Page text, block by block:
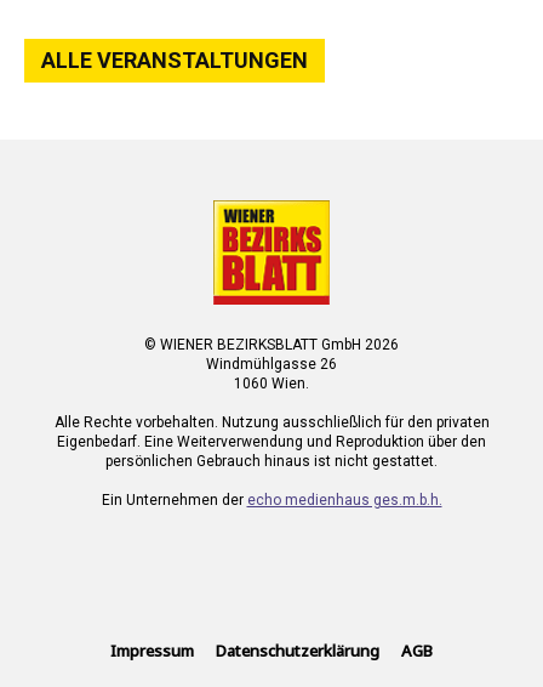
ALLE VERANSTALTUNGEN
© WIENER BEZIRKSBLATT GmbH 2026
Windmühlgasse 26
1060 Wien.
Alle Rechte vorbehalten. Nutzung ausschließlich für den privaten
Eigenbedarf. Eine Weiterverwendung und Reproduktion über den
persönlichen Gebrauch hinaus ist nicht gestattet.
Ein Unternehmen der echo medienhaus ges.m.b.h.
Impressum Datenschutzerklärung AGB